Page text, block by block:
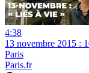
4:38
13 novembre 2015 :
Paris
Paris.fr